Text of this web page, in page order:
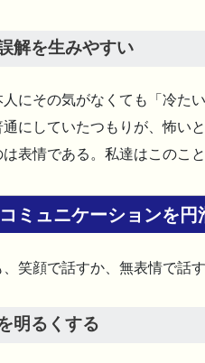
解を生みやすい
にその気がなくても「冷た
通にしていたつもりが、怖い
表情である。私達はこのこ
ミュニケーションを円
笑顔で話すか、無表情で話
明るくする